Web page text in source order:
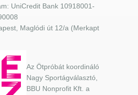
UniCredit Bank 10918001-
Maglódi út 12/a (Merkapt
Az Ötpróbát koordináló
Nagy Sportágválasztó,
BBU Nonprofit Kft. a